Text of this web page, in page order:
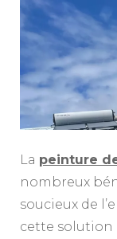
La peinture
nombreux
soucieux de
cette solution